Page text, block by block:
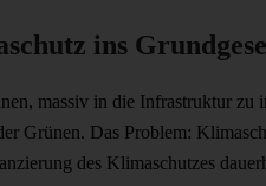
ins
massiv in die Infrastruktur zu
Grünen. Das Problem:
des Klimaschutzes